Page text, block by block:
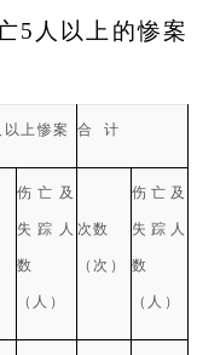
人以上的惨案
以上惨案 合 计
伤亡及
失踪人
数
（人）
次数
（次）
伤亡及
失踪人
数
（人）